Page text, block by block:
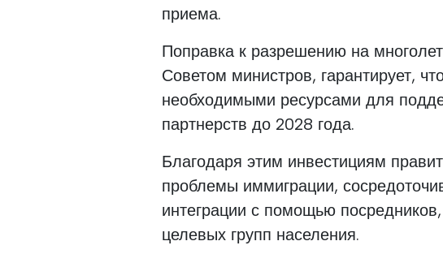
приема.
Поправка к разрешению на
Советом министров, гарантирует,
необходимыми ресурсами для
партнерств до 2028 года.
Благодаря этим инвестициям
проблемы иммиграции,
интеграции с помощью
целевых групп населения.